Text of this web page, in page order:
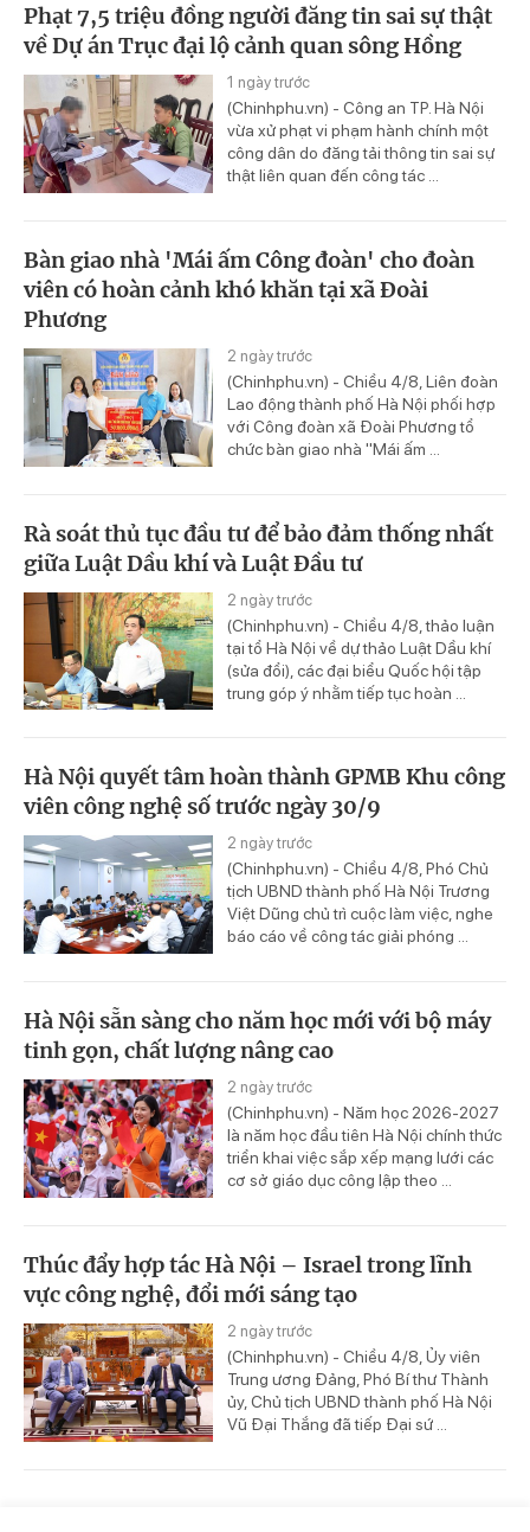
Phạt 7,5 triệu đồng người đăng tin sai sự thật
về Dự án Trục đại lộ cảnh quan sông Hồng
1 ngày trước
(Chinhphu.vn) - Công an TP. Hà Nội
vừa xử phạt vi phạm hành chính một
công dân do đăng tải thông tin sai sự
thật liên quan đến công tác ...
Bàn giao nhà 'Mái ấm Công đoàn' cho đoàn
viên có hoàn cảnh khó khăn tại xã Đoài
Phương
2 ngày trước
(Chinhphu.vn) - Chiều 4/8, Liên đoàn
Lao động thành phố Hà Nội phối hợp
với Công đoàn xã Đoài Phương tổ
chức bàn giao nhà "Mái ấm ...
Rà soát thủ tục đầu tư để bảo đảm thống nhất
giữa Luật Dầu khí và Luật Đầu tư
2 ngày trước
(Chinhphu.vn) - Chiều 4/8, thảo luận
tại tổ Hà Nội về dự thảo Luật Dầu khí
(sửa đổi), các đại biểu Quốc hội tập
trung góp ý nhằm tiếp tục hoàn ...
Hà Nội quyết tâm hoàn thành GPMB Khu công
viên công nghệ số trước ngày 30/9
2 ngày trước
(Chinhphu.vn) - Chiều 4/8, Phó Chủ
tịch UBND thành phố Hà Nội Trương
Việt Dũng chủ trì cuộc làm việc, nghe
báo cáo về công tác giải phóng ...
Hà Nội sẵn sàng cho năm học mới với bộ máy
tinh gọn, chất lượng nâng cao
2 ngày trước
(Chinhphu.vn) - Năm học 2026-2027
là năm học đầu tiên Hà Nội chính thức
triển khai việc sắp xếp mạng lưới các
cơ sở giáo dục công lập theo ...
Thúc đẩy hợp tác Hà Nội – Israel trong lĩnh
vực công nghệ, đổi mới sáng tạo
2 ngày trước
(Chinhphu.vn) - Chiều 4/8, Ủy viên
Trung ương Đảng, Phó Bí thư Thành
ủy, Chủ tịch UBND thành phố Hà Nội
Vũ Đại Thắng đã tiếp Đại sứ ...